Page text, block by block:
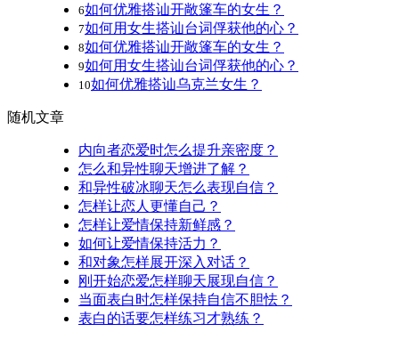
6如何优雅搭讪开敞篷车的女生？
7如何用女生搭讪台词俘获他的心？
8如何优雅搭讪开敞篷车的女生？
9如何用女生搭讪台词俘获他的心？
10如何优雅搭讪乌克兰女生？
随机文章
内向者恋爱时怎么提升亲密度？
怎么和异性聊天增进了解？
和异性破冰聊天怎么表现自信？
怎样让恋人更懂自己？
怎样让爱情保持新鲜感？
如何让爱情保持活力？
和对象怎样展开深入对话？
刚开始恋爱怎样聊天展现自信？
当面表白时怎样保持自信不胆怯？
表白的话要怎样练习才熟练？